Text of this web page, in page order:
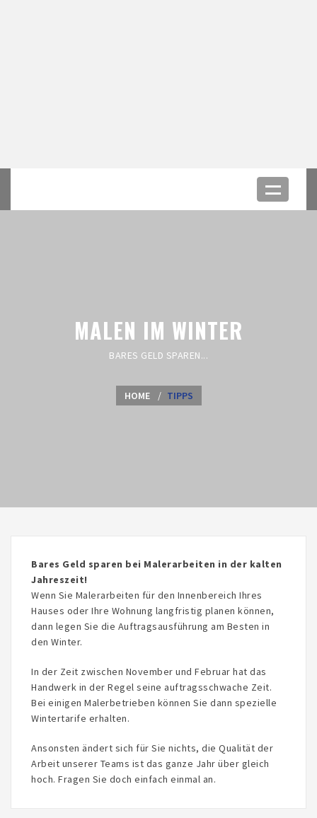
MALEN IM WINTER
BARES GELD SPAREN...
HOME TIPPS
Bares Geld sparen bei Malerarbeiten in der kalten
Jahreszeit!
Wenn Sie Malerarbeiten für den Innenbereich Ihres
Hauses oder Ihre Wohnung langfristig planen können,
dann legen Sie die Auftragsausführung am Besten in
den Winter.
In der Zeit zwischen November und Februar hat das
Handwerk in der Regel seine auftragsschwache Zeit.
Bei einigen Malerbetrieben können Sie dann spezielle
Wintertarife erhalten.
Ansonsten ändert sich für Sie nichts, die Qualität der
Arbeit unserer Teams ist das ganze Jahr über gleich
hoch. Fragen Sie doch einfach einmal an.